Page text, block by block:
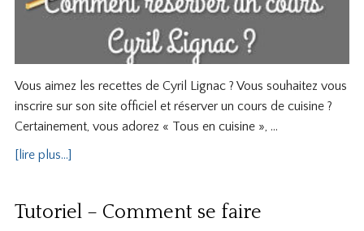
Vous aimez les recettes de Cyril Lignac ? Vous souhaitez vous
inscrire sur son site officiel et réserver un cours de cuisine ?
Certainement, vous adorez « Tous en cuisine », …
[lire plus...]
Tutoriel – Comment se faire